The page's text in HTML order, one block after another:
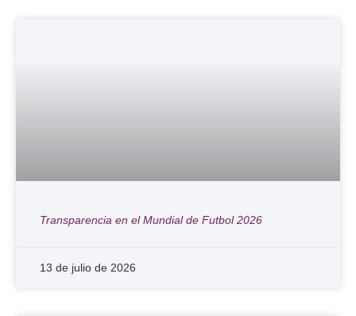
Transparencia en el Mundial de Futbol 2026
13 de julio de 2026